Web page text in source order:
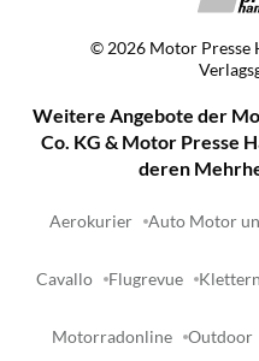
© 2026 Motor Presse
Weitere Angebote der
Co. KG & Motor Presse
deren
Aerokurier Auto Motor
Cavallo Flugrevue Klettern
Motorradonline Outdoor